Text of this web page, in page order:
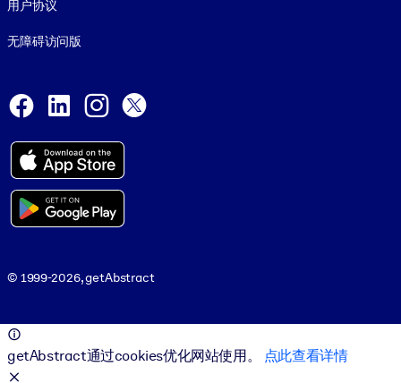
用户协议
无障碍访问版
Facebook
LinkedInInstagram
© 1999-2026, getAbstract
getAbstract通过cookies优化网站使用。 点此查看详情